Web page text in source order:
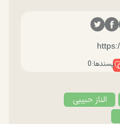
پسندها:0
الناز حبیبی